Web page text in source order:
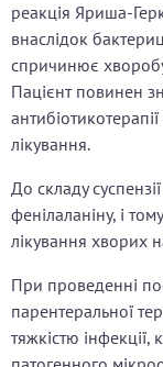
реакція Яриша-
внаслідок
спричинює
Пацієнт повинен
лікування.
До складу
фенілаланіну, і
лікування хворих
При проведенні
парентеральної
тяжкістю інфекції,